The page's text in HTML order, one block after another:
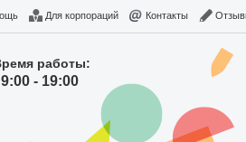
Для корпораций Контакты
работы:
9:00 - 19:00